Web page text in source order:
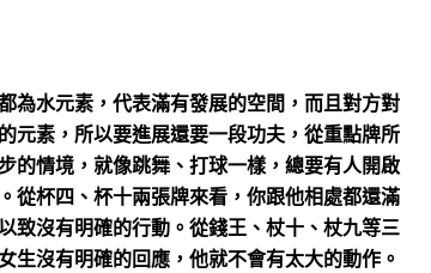
為水元素，代表滿有發展的空間，而且對方對
元素，所以要進展還要一段功夫，從重點牌所
的情境，就像跳舞、打球一樣，總要有人開啟
從杯四、杯十兩張牌來看，你跟他相處都還滿
致沒有明確的行動。從錢王、杖十、杖九等三
生沒有明確的回應，他就不會有太大的動作。